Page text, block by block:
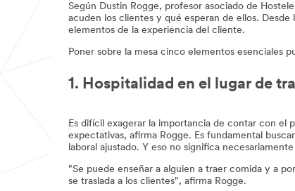
Según Dustin Rogge, profesor asociado de
acuden los clientes y qué esperan de ellos.
elementos de la experiencia del cliente.
Poner sobre la mesa cinco elementos esenciales
1. Hospitalidad en el lugar de
Es difícil exagerar la importancia de contar con el
expectativas, afirma Rogge. Es fundamental
laboral ajustado. Y eso no significa
"Se puede enseñar a alguien a traer comida y a
se traslada a los clientes", afirma Rogge.